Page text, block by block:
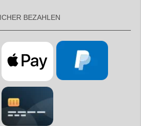
BEZAHLEN